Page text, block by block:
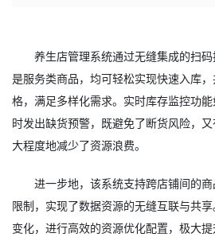
养生店管理系统通过无缝集成的扫
是服务类商品，均可轻松实现快速入库
格，满足多样化需求。实时库存监控功
时发出缺货预警，既避免了断货风险，
大程度地减少了资源浪费。
进一步地，该系统支持跨店铺间的
限制，实现了数据资源的无缝互联与共
变化，进行高效的资源优化配置，极大